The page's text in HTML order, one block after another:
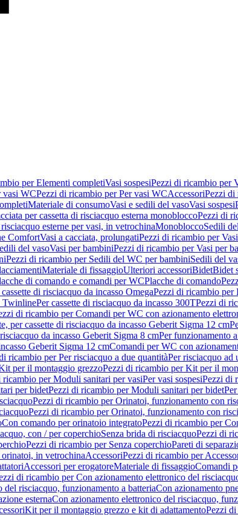
per Elementi completiVasi sospesiPezzi di ricambio per
vasi WCPezzi di ricambio per Per vasi WCAccessoriPezzi di
Materiale di consumoVasi e sedili del vasoVasi sospesi
per cassetta di risciacquo esterna monobloccoPezzi di
esterne per vasi, in vetrochinaMonobloccoSedili
ComfortVasi a cacciata, prolungatiPezzi di ricambio per
del vasoVasi per bambiniPezzi di ricambio per Vasi per
Pezzi di ricambio per Sedili del WC per bambiniSedili del
Materiale di fissaggioUlteriori accessoriBidetBidet
di comando e comandi per WCPlacche di comando
cassette di risciacquo da incasso OmegaPezzi di ricambio per
TwinlinePer cassette di risciacquo da incasso 300TPezzi di
di ricambio per Comandi per WC con azionamento
per cassette di risciacquo da incasso Geberit Sigma 12 cm
da incasso Geberit Sigma 8 cmPer funzionamento
Geberit Sigma 12 cmComandi per WC con
ricambio per Per risciacquo a due quantitàPer risciacquo ad
per il montaggio grezzoPezzi di ricambio per Kit per il
ricambio per Moduli sanitari per vasiPer vasi sospesiPezzi di
per bidetPezzi di ricambio per Moduli sanitari per bidet
Pezzi di ricambio per Orinatoi, funzionamento con
Pezzi di ricambio per Orinatoi, funzionamento con
Con comando per orinatoio integratoPezzi di ricambio per
con / per coperchioSenza brida di risciacquoPezzi di
Pezzi di ricambio per Senza coperchioPareti di
orinatoi, in vetrochinaAccessoriPezzi di ricambio per
Accessori per erogatoreMateriale di fissaggioComandi
di ricambio per Con azionamento elettronico del
risciacquo, funzionamento a batteriaCon azionamento
esternaCon azionamento elettronico del risciacquo,
Kit per il montaggio grezzo e kit di adattamentoPezzi